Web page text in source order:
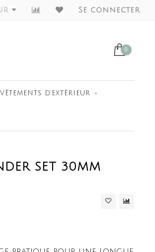
ShipmentSe connecter
0
VÊTEMENTS D'EXTÉRIEUR
SET 30MM